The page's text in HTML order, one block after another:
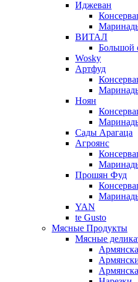
Иджеван
ВИТАЛ
Большой
Wosky
Артфуд
Ноян
Сады Арагаца
Агроянс
Прошян Фуд
YAN
te Gusto
Мясные Продукты
Мясные